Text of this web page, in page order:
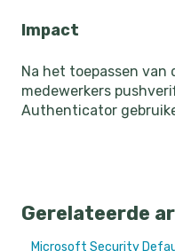
Impact
Na het toepassen van
medewerkers
Authenticator
Gerelateerde
Microsoft Security